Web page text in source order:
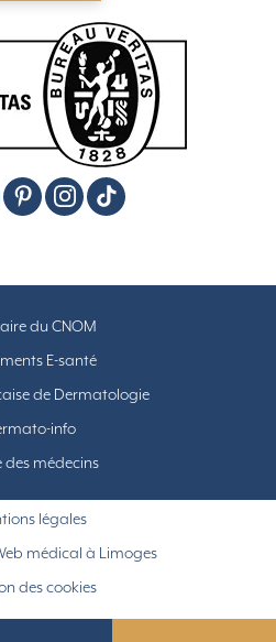
du CNOM
E-santé
de Dermatologie
info
des médecins
légales
médical à Limoges
des cookies